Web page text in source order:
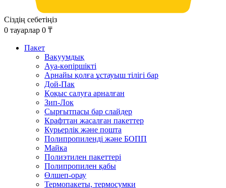
Сіздің себетіңіз
0 тауарлар 0 ₸
Пакет
Вакуумдық
Ауа-көпіршікті
Арнайы қолға ұстауыш тілігі бар
Дой-Пак
Қоқыс салуға арналған
Зип-Лок
Сырғытпасы бар слайдер
Крафттан жасалған пакеттер
Курьерлік және пошта
Полипропиленді және БОПП
Майка
Полиэтилен пакеттері
Полипропилен қабы
Өлшеп-орау
Термопакеты, термосумки